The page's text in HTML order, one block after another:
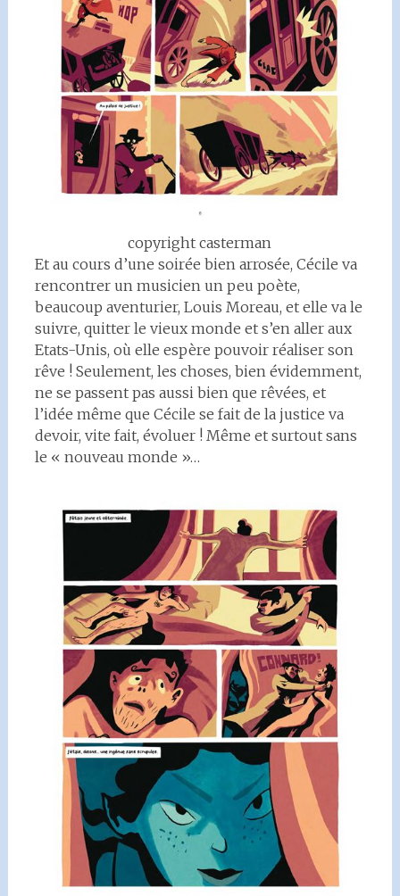
copyright casterman
Et au cours d’une soirée bien arrosée, Cécile va
rencontrer un musicien un peu poète,
beaucoup aventurier, Louis Moreau, et elle va le
suivre, quitter le vieux monde et s’en aller aux
Etats-Unis, où elle espère pouvoir réaliser son
rêve ! Seulement, les choses, bien évidemment,
ne se passent pas aussi bien que rêvées, et
l’idée même que Cécile se fait de la justice va
devoir, vite fait, évoluer ! Même et surtout sans
le « nouveau monde »…